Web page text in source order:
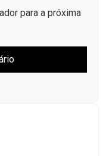
para a próxima